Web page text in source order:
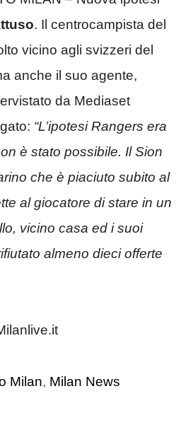
. Il centrocampista del
vicino agli svizzeri del
anche il suo agente,
da Mediaset
“L’ipotesi Rangers era
è stato possibile. Il Sion
che è piaciuto subito al
al giocatore di stare in un
vicino casa ed i suoi
almeno dieci offerte
Milan, Milan News